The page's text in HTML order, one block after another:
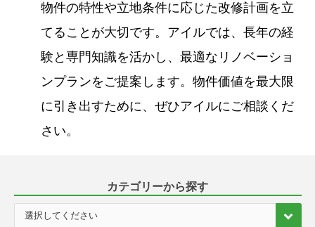
物件の特性や立地条件に応じた改修計画を立
てることが大切です。アイルでは、長年の経
験と専門知識を活かし、最適なリノベーショ
ンプランをご提案します。物件価値を最大限
に引き出すために、ぜひアイルにご相談くだ
さい。
カテゴリーから探す